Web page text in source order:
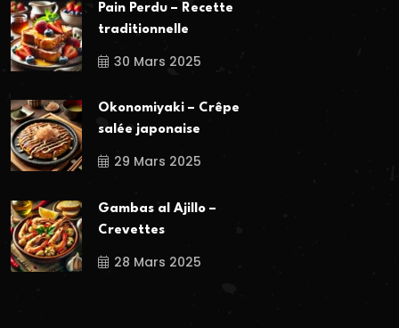
Pain Perdu – Recette
traditionnelle
30 Mars 2025
Okonomiyaki – Crêpe
salée japonaise
29 Mars 2025
Gambas al Ajillo –
Crevettes
28 Mars 2025